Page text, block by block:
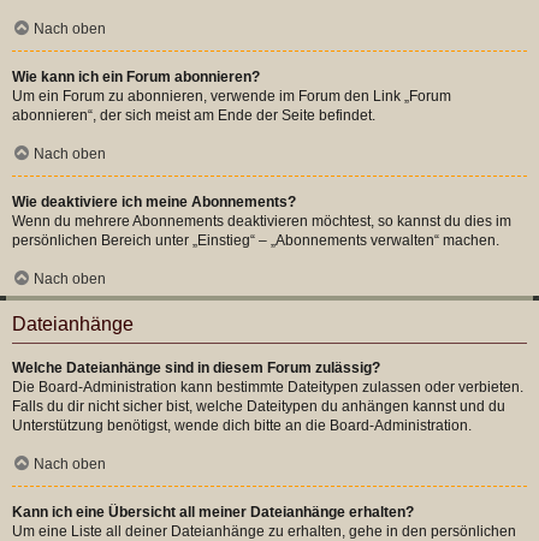
Nach oben
Wie kann ich ein Forum abonnieren?
Um ein Forum zu abonnieren, verwende im Forum den Link „Forum
abonnieren“, der sich meist am Ende der Seite befindet.
Nach oben
Wie deaktiviere ich meine Abonnements?
Wenn du mehrere Abonnements deaktivieren möchtest, so kannst du dies im
persönlichen Bereich unter „Einstieg“ – „Abonnements verwalten“ machen.
Nach oben
Dateianhänge
Welche Dateianhänge sind in diesem Forum zulässig?
Die Board-Administration kann bestimmte Dateitypen zulassen oder verbieten.
Falls du dir nicht sicher bist, welche Dateitypen du anhängen kannst und du
Unterstützung benötigst, wende dich bitte an die Board-Administration.
Nach oben
Kann ich eine Übersicht all meiner Dateianhänge erhalten?
Um eine Liste all deiner Dateianhänge zu erhalten, gehe in den persönlichen